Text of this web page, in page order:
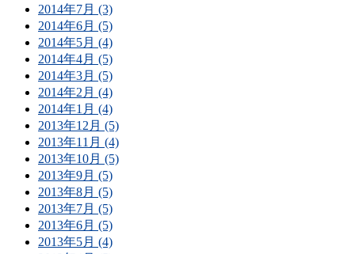
2014年7月 (3)
2014年6月 (5)
2014年5月 (4)
2014年4月 (5)
2014年3月 (5)
2014年2月 (4)
2014年1月 (4)
2013年12月 (5)
2013年11月 (4)
2013年10月 (5)
2013年9月 (5)
2013年8月 (5)
2013年7月 (5)
2013年6月 (5)
2013年5月 (4)